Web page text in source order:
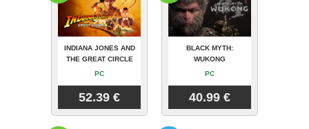
INDIANA JONES AND
THE GREAT CIRCLE
PC
52.39 €
BLACK MYTH:
WUKONG
PC
40.99 €